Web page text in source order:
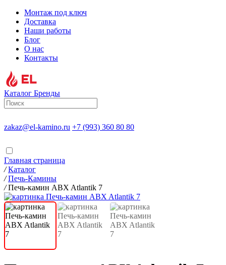
Монтаж под ключ
Доставка
Наши работы
Блог
О нас
Контакты
Каталог Бренды
zakaz@el-kamino.ru +7 (993) 360 80 80
Главная страница
/ Каталог
/ Печь-Камины
/ Печь-камин ABX Atlantik 7